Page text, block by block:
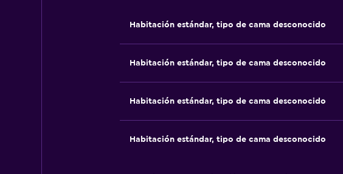
Habitación estándar, tipo de cama desconocido
Habitación estándar, tipo de cama desconocido
Habitación estándar, tipo de cama desconocido
Habitación estándar, tipo de cama desconocido